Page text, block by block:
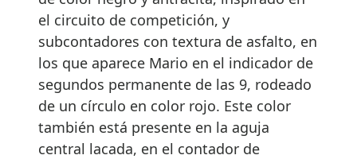
el circuito de competición, y
subcontadores con textura de asfalto, en
los que aparece Mario en el indicador de
segundos permanente de las 9, rodeado
de un círculo en color rojo. Este color
también está presente en la aguja
central lacada, en el contador de